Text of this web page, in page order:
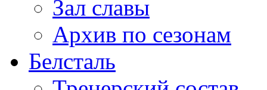
Зал славы
Архив по сезонам
Белсталь